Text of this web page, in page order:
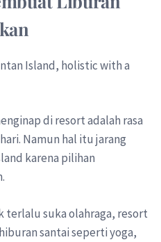
di resort adalah rasa
Namun hal itu jarang
karena pilihan
terlalu suka olahraga, resort
santai seperti yoga,